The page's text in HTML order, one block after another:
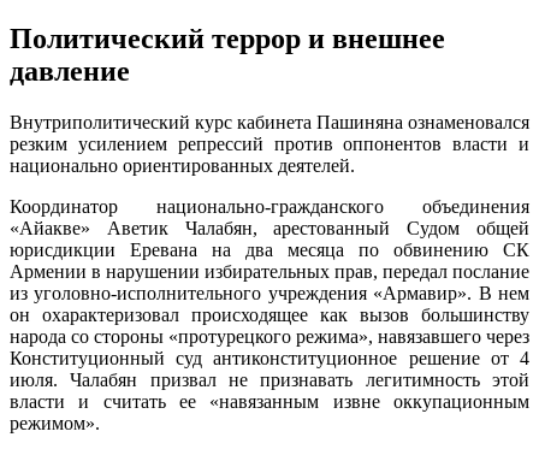
Политический террор и внешнее
давление
Внутриполитический курс кабинета Пашиняна ознаменовался
резким усилением репрессий против оппонентов власти и
национально ориентированных деятелей.
Координатор национально-гражданского объединения
«Айакве» Аветик Чалабян, арестованный Судом общей
юрисдикции Еревана на два месяца по обвинению СК
Армении в нарушении избирательных прав, передал послание
из уголовно-исполнительного учреждения «Армавир». В нем
он охарактеризовал происходящее как вызов большинству
народа со стороны «протурецкого режима», навязавшего через
Конституционный суд антиконституционное решение от 4
июля. Чалабян призвал не признавать легитимность этой
власти и считать ее «навязанным извне оккупационным
режимом».